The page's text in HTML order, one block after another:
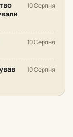
10 Серпня
10 Серпня
10 Серпня